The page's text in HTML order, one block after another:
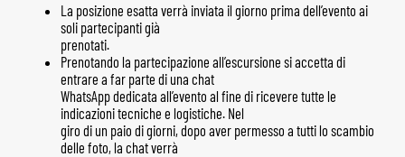
La posizione esatta verrà inviata il giorno prima dell’evento ai
soli partecipanti già
prenotati.
Prenotando la partecipazione all’escursione si accetta di
entrare a far parte di una chat
WhatsApp dedicata all’evento al fine di ricevere tutte le
indicazioni tecniche e logistiche. Nel
giro di un paio di giorni, dopo aver permesso a tutti lo scambio
delle foto, la chat verrà